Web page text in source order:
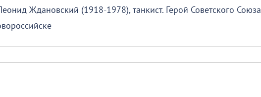
Ждановский (1918-1978), танкист. Герой Советского Союза